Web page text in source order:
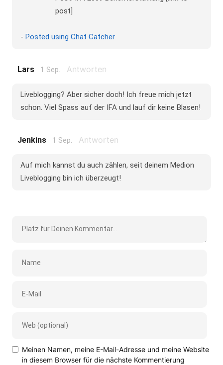
post]
- Posted using Chat Catcher
Lars 1 Sep. Antworten
Liveblogging? Aber sicher doch! Ich freue mich jetzt
schon. Viel Spass auf der IFA und lauf dir keine Blasen!
Jenkins 1 Sep. Antworten
Auf mich kannst du auch zählen, seit deinem Medion
Liveblogging bin ich überzeugt!
Meinen Namen, meine E-Mail-Adresse und meine Website
in diesem Browser für die nächste Kommentierung